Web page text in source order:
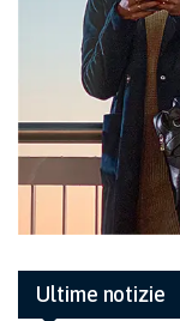
Ultime notizie